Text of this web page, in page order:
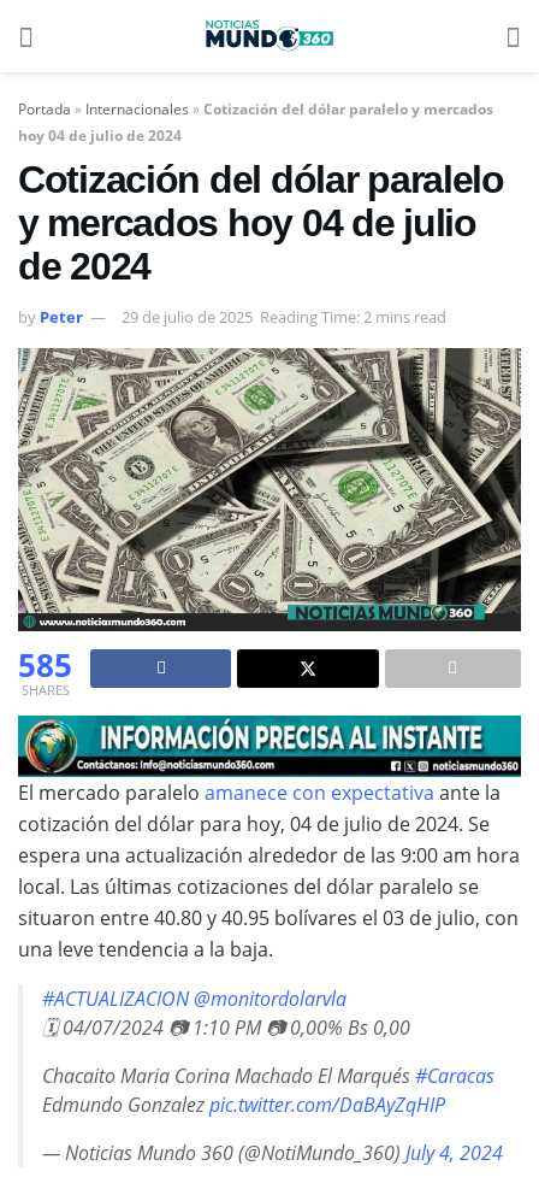
Portada » Internacionales »Cotización del dólar paralelo y mercados
hoy 04 de julio de 2024
Cotización del dólar paralelo
y mercados hoy 04 de julio
de 2024
by Peter 29 de julio de 2025 Reading Time: 2 mins read
585
SHARES
El mercado paralelo amanece con expectativa ante la
cotización del dólar para hoy, 04 de julio de 2024. Se
espera una actualización alrededor de las 9:00 am hora
local. Las últimas cotizaciones del dólar paralelo se
situaron entre 40.80 y 40.95 bolívares el 03 de julio, con
una leve tendencia a la baja.
#ACTUALIZACION @monitordolarvla
🗓 04/07/2024 📷 1:10 PM 📷 0,00% Bs 0,00
Chacaito Maria Corina Machado El Marqués#Caracas
Edmundo Gonzalezpic.twitter.com/DaBAyZqHIP
— Noticias Mundo 360 (@NotiMundo_360) July 4, 2024